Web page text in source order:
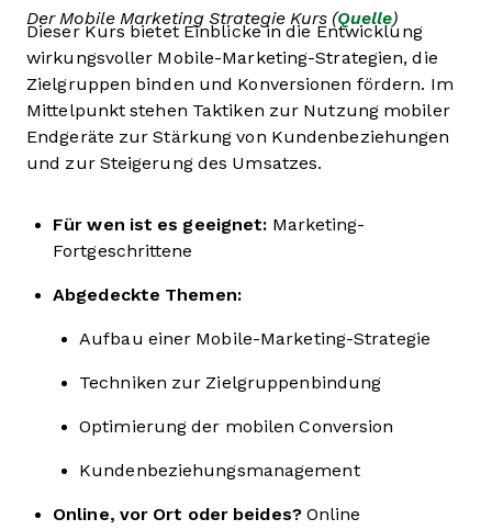
Der Mobile Marketing Strategie Kurs (Quelle)
Dieser Kurs bietet Einblicke in die Entwicklung
wirkungsvoller Mobile-Marketing-Strategien, die
Zielgruppen binden und Konversionen fördern. Im
Mittelpunkt stehen Taktiken zur Nutzung mobiler
Endgeräte zur Stärkung von Kundenbeziehungen
und zur Steigerung des Umsatzes.
Für wen ist es geeignet: Marketing-
Fortgeschrittene
Abgedeckte Themen:
Aufbau einer Mobile-Marketing-Strategie
Techniken zur Zielgruppenbindung
Optimierung der mobilen Conversion
Kundenbeziehungsmanagement
Online, vor Ort oder beides?Online